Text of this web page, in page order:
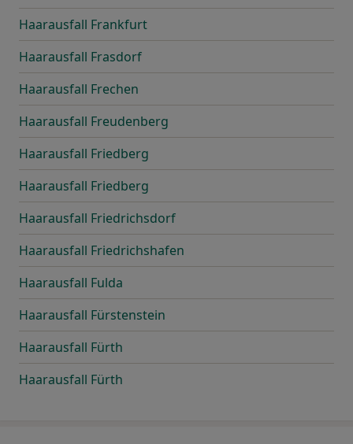
Haarausfall Frankfurt
Haarausfall Frasdorf
Haarausfall Frechen
Haarausfall Freudenberg
Haarausfall Friedberg
Haarausfall Friedberg
Haarausfall Friedrichsdorf
Haarausfall Friedrichshafen
Haarausfall Fulda
Haarausfall Fürstenstein
Haarausfall Fürth
Haarausfall Fürth